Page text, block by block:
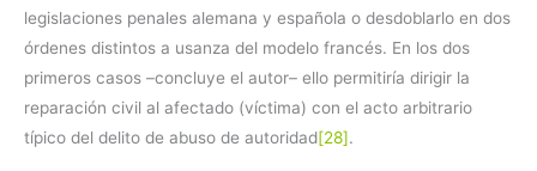
legislaciones penales alemana y española o desdoblarlo en dos
órdenes distintos a usanza del modelo francés. En los dos
primeros casos –concluye el autor– ello permitiría dirigir la
reparación civil al afectado (víctima) con el acto arbitrario
típico del delito de abuso de autoridad[28].